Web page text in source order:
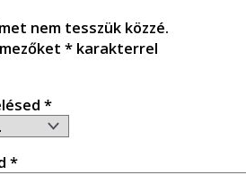
nem tesszük közzé.
*karakterrel
*
*